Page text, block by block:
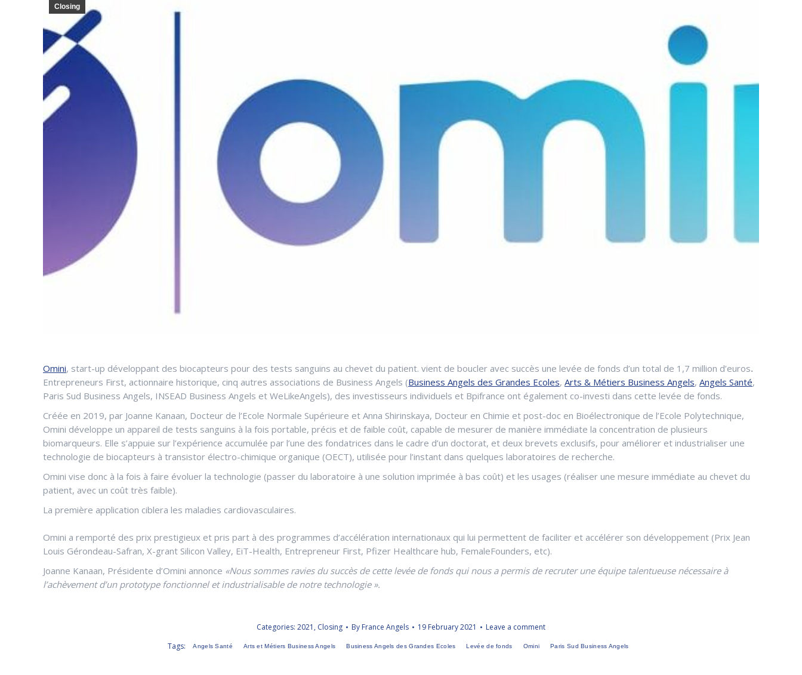
Closing
Omini, start-up développant des biocapteurs pour des tests sanguins au chevet du patient. vient de boucler avec succès une levée de fonds d’un total de 1,7 million d’euros.
Entrepreneurs First, actionnaire historique, cinq autres associations de Business Angels (Business Angels des Grandes Ecoles, Arts & Métiers Business Angels, Angels Santé,
Paris Sud Business Angels, INSEAD Business Angels et WeLikeAngels), des investisseurs individuels et Bpifrance ont également co-investi dans cette levée de fonds.
Créée en 2019, par Joanne Kanaan, Docteur de l’Ecole Normale Supérieure et Anna Shirinskaya, Docteur en Chimie et post-doc en Bioélectronique de l’Ecole Polytechnique,
Omini développe un appareil de tests sanguins à la fois portable, précis et de faible coût, capable de mesurer de manière immédiate la concentration de plusieurs
biomarqueurs. Elle s’appuie sur l’expérience accumulée par l’une des fondatrices dans le cadre d’un doctorat, et deux brevets exclusifs, pour améliorer et industrialiser une
technologie de biocapteurs à transistor électro-chimique organique (OECT), utilisée pour l’instant dans quelques laboratoires de recherche.
Omini vise donc à la fois à faire évoluer la technologie (passer du laboratoire à une solution imprimée à bas coût) et les usages (réaliser une mesure immédiate au chevet du
patient, avec un coût très faible).
La première application ciblera les maladies cardiovasculaires.
Omini a remporté des prix prestigieux et pris part à des programmes d’accélération internationaux qui lui permettent de faciliter et accélérer son développement (Prix Jean
Louis Gérondeau-Safran, X-grant Silicon Valley, EiT-Health, Entrepreneur First, Pfizer Healthcare hub, FemaleFounders, etc).
Joanne Kanaan, Présidente d’Omini annonce «Nous sommes ravies du succès de cette levée de fonds qui nous a permis de recruter une équipe talentueuse nécessaire à
l’achèvement d’un prototype fonctionnel et industrialisable de notre technologie ».
Categories: 2021 , Closing By France Angels 19 February 2021
Leave a comment
Tags:
Angels Santé Arts et Métiers Business Angels Business Angels des Grandes Ecoles Levée de fonds Omini Paris Sud Business Angels